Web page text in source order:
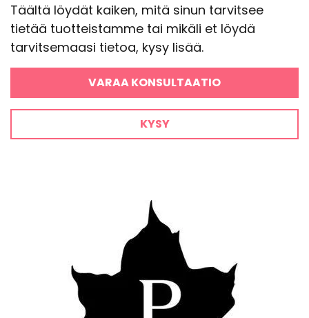
Täältä löydät kaiken, mitä sinun tarvitsee
tietää tuotteistamme tai mikäli et löydä
tarvitsemaasi tietoa, kysy lisää.
VARAA KONSULTAATIO
KYSY